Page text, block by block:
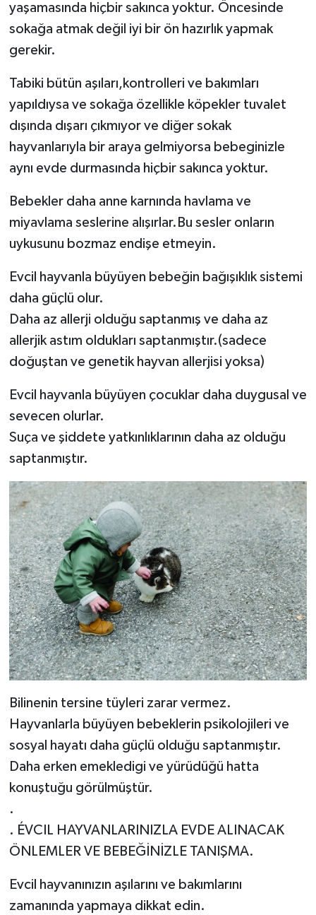
yaşamasında hiçbir sakınca yoktur. Öncesinde
sokağa atmak değil iyi bir ön hazırlık yapmak
gerekir.
Tabiki bütün aşıları,kontrolleri ve bakımları
yapıldıysa ve sokağa özellikle köpekler tuvalet
dışında dışarı çıkmıyor ve diğer sokak
hayvanlarıyla bir araya gelmiyorsa bebeginizle
aynı evde durmasında hiçbir sakınca yoktur.
Bebekler daha anne karnında havlama ve
miyavlama seslerine alışırlar.Bu sesler onların
uykusunu bozmaz endişe etmeyin.
Evcil hayvanla büyüyen bebeğin bağışıklık sistemi
daha güçlü olur.
Daha az allerji olduğu saptanmış ve daha az
allerjik astım oldukları saptanmıştır.(sadece
doğuştan ve genetik hayvan allerjisi yoksa)
Evcil hayvanla büyüyen çocuklar daha duygusal ve
sevecen olurlar.
Suça ve şiddete yatkınlıklarının daha az olduğu
saptanmıştır.
Bilinenin tersine tüyleri zarar vermez.
Hayvanlarla büyüyen bebeklerin psikolojileri ve
sosyal hayatı daha güçlü olduğu saptanmıştır.
Daha erken emekledigi ve yürüdüğü hatta
konuştuğu görülmüştür.
.
. ÉVCIL HAYVANLARINIZLA EVDE ALINACAK
ÖNLEMLER VE BEBEĞİNİZLE TANIŞMA.
Evcil hayvanınızın aşılarını ve bakımlarını
zamanında yapmaya dikkat edin.